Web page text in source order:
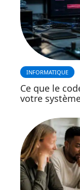
INFORMATIQUE
Ce que le
votre